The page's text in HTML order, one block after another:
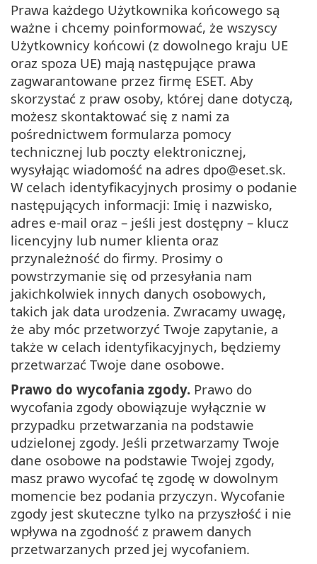
Prawa każdego Użytkownika końcowego są
ważne i chcemy poinformować, że wszyscy
Użytkownicy końcowi (z dowolnego kraju UE
oraz spoza UE) mają następujące prawa
zagwarantowane przez firmę ESET. Aby
skorzystać z praw osoby, której dane dotyczą,
możesz skontaktować się z nami za
pośrednictwem formularza pomocy
technicznej lub poczty elektronicznej,
wysyłając wiadomość na adres dpo@eset.sk.
W celach identyfikacyjnych prosimy o podanie
następujących informacji: Imię i nazwisko,
adres e-mail oraz – jeśli jest dostępny – klucz
licencyjny lub numer klienta oraz
przynależność do firmy. Prosimy o
powstrzymanie się od przesyłania nam
jakichkolwiek innych danych osobowych,
takich jak data urodzenia. Zwracamy uwagę,
że aby móc przetworzyć Twoje zapytanie, a
także w celach identyfikacyjnych, będziemy
przetwarzać Twoje dane osobowe.
Prawo do wycofania zgody. Prawo do
wycofania zgody obowiązuje wyłącznie w
przypadku przetwarzania na podstawie
udzielonej zgody. Jeśli przetwarzamy Twoje
dane osobowe na podstawie Twojej zgody,
masz prawo wycofać tę zgodę w dowolnym
momencie bez podania przyczyn. Wycofanie
zgody jest skuteczne tylko na przyszłość i nie
wpływa na zgodność z prawem danych
przetwarzanych przed jej wycofaniem.